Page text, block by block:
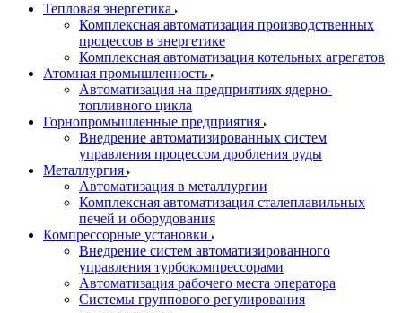
Тепловая энергетика
Комплексная автоматизация производственных
процессов в энергетике
Комплексная автоматизация котельных агрегатов
Атомная промышленность
Автоматизация на предприятиях ядерно-
топливного цикла
Горнопромышленные предприятия
Внедрение автоматизированных систем
управления процессом дробления руды
Металлургия
Автоматизация в металлургии
Комплексная автоматизация сталеплавильных
печей и оборудования
Компрессорные установки
Внедрение систем автоматизированного
управления турбокомпрессорами
Автоматизация рабочего места оператора
Системы группового регулирования